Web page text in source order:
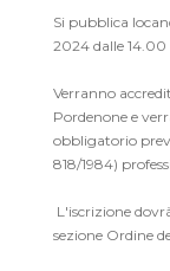
Si pubblica
2024 dalle
Verranno
Pordenone e
obbligatorio
818/1984)
L'iscrizione
sezione Ordine